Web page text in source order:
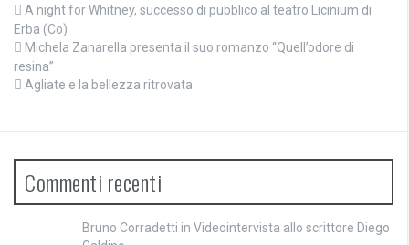
A night for Whitney, successo di pubblico al teatro Licinium di
Erba (Co)
Michela Zanarella presenta il suo romanzo “Quell’odore di
resina”
Agliate e la bellezza ritrovata
Commenti recenti
Bruno Corradetti in Videointervista allo scrittore Diego